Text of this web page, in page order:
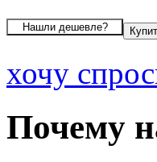
хочу
Почему